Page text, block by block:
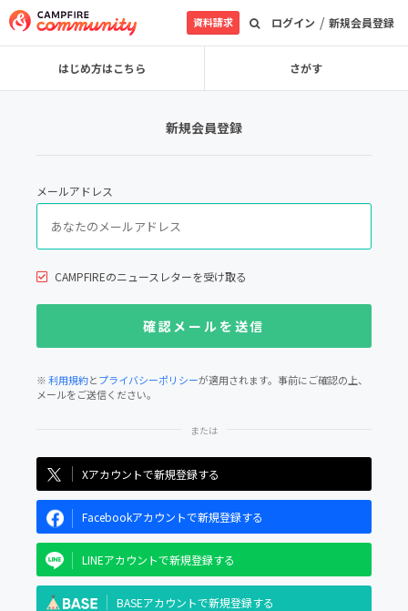
ログイン / 新規会員登録
資料請求
はじめ方はこちら さがす
新規会員登録
メールアドレス
CAMPFIREのニュースレターを受け取る
※利用規約とプライバシーポリシーが適用されます。事前にご確認の上、
メールをご送信ください。
Xアカウントで新規登録する
Facebookアカウントで新規登録する
LINEアカウントで新規登録する
BASEアカウントで新規登録する